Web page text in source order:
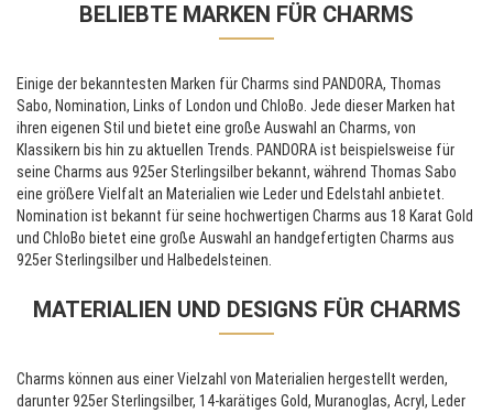
BELIEBTE MARKEN FÜR CHARMS
Einige der bekanntesten Marken für Charms sind PANDORA, Thomas
Sabo, Nomination, Links of London und ChloBo. Jede dieser Marken hat
ihren eigenen Stil und bietet eine große Auswahl an Charms, von
Klassikern bis hin zu aktuellen Trends. PANDORA ist beispielsweise für
seine Charms aus 925er Sterlingsilber bekannt, während Thomas Sabo
eine größere Vielfalt an Materialien wie Leder und Edelstahl anbietet.
Nomination ist bekannt für seine hochwertigen Charms aus 18 Karat Gold
und ChloBo bietet eine große Auswahl an handgefertigten Charms aus
925er Sterlingsilber und Halbedelsteinen.
MATERIALIEN UND DESIGNS FÜR CHARMS
Charms können aus einer Vielzahl von Materialien hergestellt werden,
darunter 925er Sterlingsilber, 14-karätiges Gold, Muranoglas, Acryl, Leder